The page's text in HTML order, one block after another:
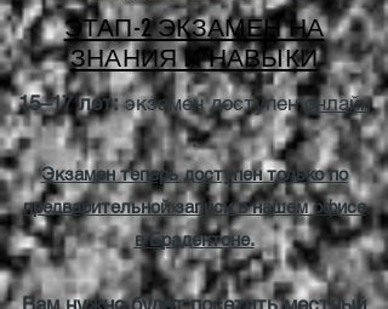
ЭТАП-2 ЭКЗАМЕН НА
ЗНАНИЯ И НАВЫКИ
15–17 лет:экзамен доступенонлайн
.
Экзамен теперь доступен только по
предварительной записи в нашем офисе
в Брадентоне.
Вам нужно будет посетить местный